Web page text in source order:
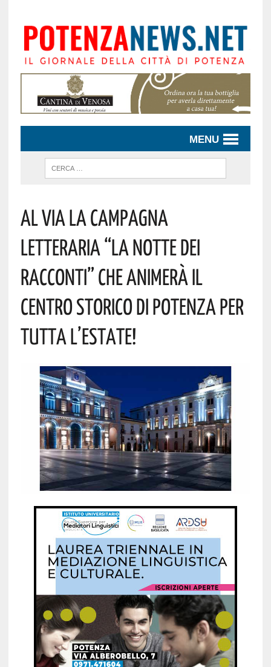
MENU
AL VIA LA CAMPAGNA
LETTERARIA “LA NOTTE DEI
RACCONTI” CHE ANIMERÀ IL
CENTRO STORICO DI POTENZA PER
TUTTA L’ESTATE!